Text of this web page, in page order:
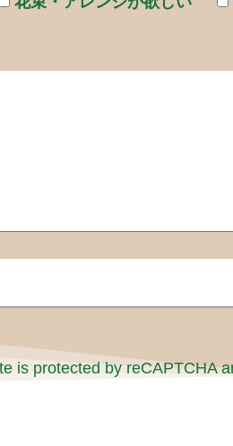
is protected by reCAPTCHA